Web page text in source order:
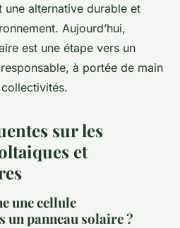
alternative durable et
Aujourd’hui,
est une étape vers un
à portée de main
sur les
et
une cellule
panneau solaire ?